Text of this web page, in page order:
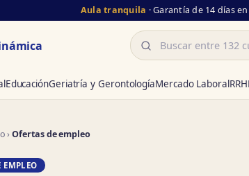
Aula tranquila · Garantía de 14 días
Buscar
EducaciónGeriatría y GerontologíaMercado Laboral
›Ofertas de empleo
EMPLEO